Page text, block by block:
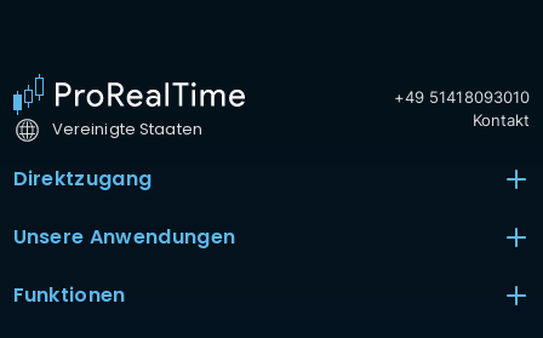
Vereinigte Staaten
+49 51418093010
Kontakt
Direktzugang
Unsere Anwendungen
Funktionen